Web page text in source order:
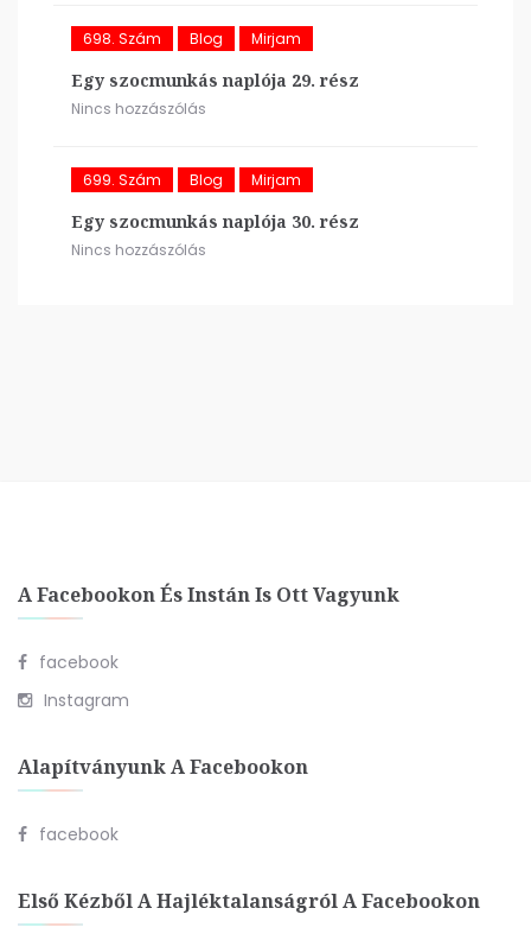
698. Szám Blog Mirjam
Egy szocmunkás naplója 29. rész
Nincs hozzászólás
699. Szám Blog Mirjam
Egy szocmunkás naplója 30. rész
Nincs hozzászólás
A Facebookon És Instán Is Ott Vagyunk
facebook
Instagram
Alapítványunk A Facebookon
facebook
Első Kézből A Hajléktalanságról A Facebookon